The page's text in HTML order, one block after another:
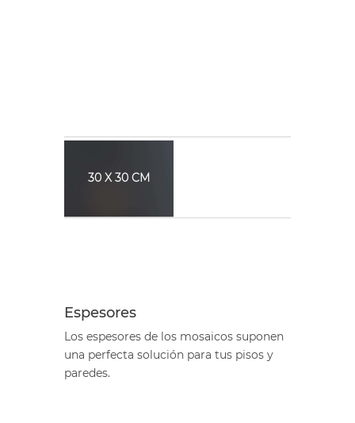
30 X 30 CM
Espesores
Los espesores de los mosaicos suponen
una perfecta solución para tus pisos y
paredes.